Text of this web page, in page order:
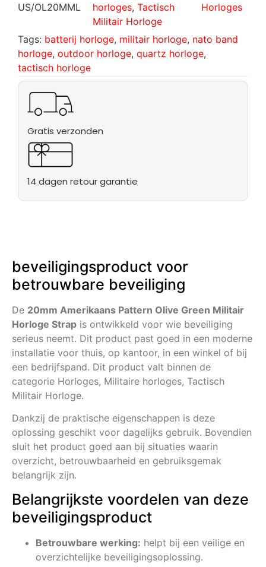
US/OL20MML
horloges, Tactisch
Militair Horloge
Horloges
Tags: batterij horloge, militair horloge, nato band
horloge, outdoor horloge, quartz horloge,
tactisch horloge
Gratis verzonden
14 dagen retour garantie
beveiligingsproduct voor
betrouwbare beveiliging
De 20mm Amerikaans Pattern Olive Green Militair
Horloge Strap is ontwikkeld voor wie beveiliging
serieus neemt. Dit product past goed in een moderne
installatie voor thuis, op kantoor, in een winkel of bij
een bedrijfspand. Dit product valt binnen de
categorie Horloges, Militaire horloges, Tactisch
Militair Horloge.
Dankzij de praktische eigenschappen is deze
oplossing geschikt voor dagelijks gebruik. Bovendien
sluit het product goed aan bij situaties waarin
overzicht, betrouwbaarheid en gebruiksgemak
belangrijk zijn.
Belangrijkste voordelen van deze
beveiligingsproduct
Betrouwbare werking: helpt bij een veilige en
overzichtelijke beveiligingsoplossing.